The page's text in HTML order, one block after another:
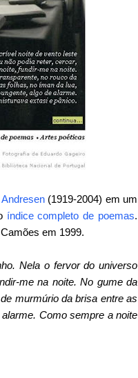
(1919-2004) em um
índice completo de poemas.
em 1999.
Nela o fervor do universo
me na noite. No gume da
murmúrio da brisa entre as
Como sempre a noite